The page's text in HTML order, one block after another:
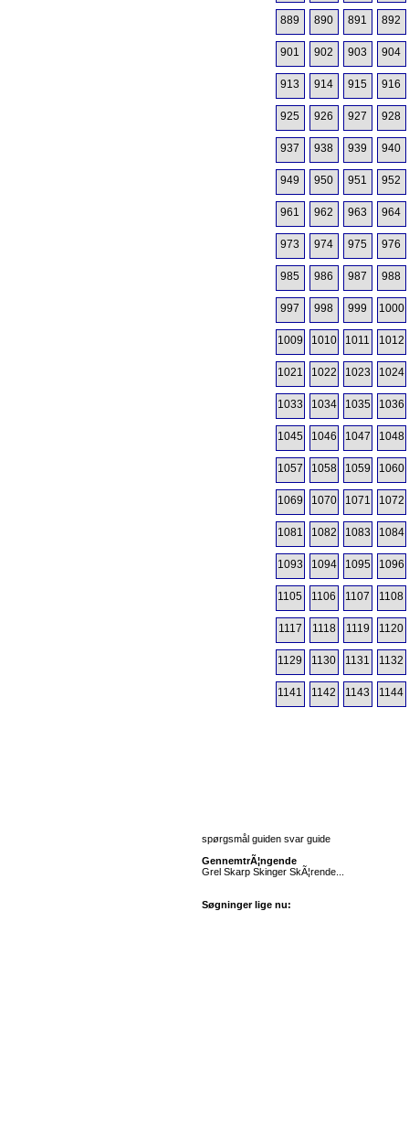
889 890 891 892
901 902 903 904
913 914 915 916
925 926 927 928
937 938 939 940
949 950 951 952
961 962 963 964
973 974 975 976
985 986 987 988
997 998 999 1000
1009 1010 1011 1012
1021 1022 1023 1024
1033 1034 1035 1036
1045 1046 1047 1048
1057 1058 1059 1060
1069 1070 1071 1072
1081 1082 1083 1084
1093 1094 1095 1096
1105 1106 1107 1108
1117 1118 1119 1120
1129 1130 1131 1132
1141 1142 1143 1144
spørgsmål guiden svar guide
GennemtrÃ¦ngende
Grel Skarp Skinger SkÃ¦rende...
Søgninger lige nu: